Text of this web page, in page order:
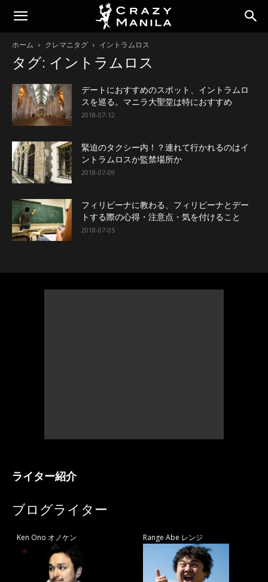
ホーム クレマニタグ イントラムロス
タグ: イントラムロス
デートにおすすめのスポット、イントラムロ
スを巡る。マニラ大聖堂は特におすすめ
2018-07-12
緊迫のタクシー内！？連れて行かれるのはイ
ントラムロスか監禁場所か
2018-07-09
フィリピーナに教わる、フィリピーナとデー
トする際の心得・注意点・気を付けること
2018-07-05
ライター紹介
ブログライター
Ken Ono オノケン Range Abe レンジ